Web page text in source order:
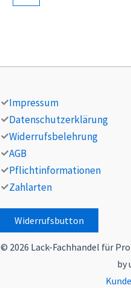
Impressum
Datenschutzerklärung
Widerrufsbelehrung
AGB
Pflichtinformationen
Zahlarten
Widerrufsbutton
© 2026 Lack-Fachhandel für
by